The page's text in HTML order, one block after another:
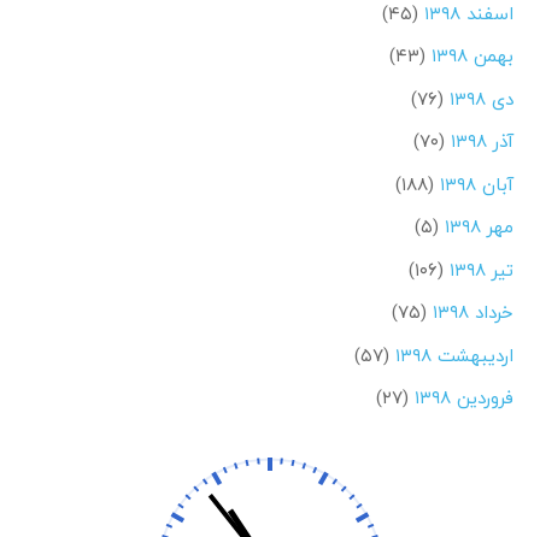
اسفند ۱۳۹۸
(۴۵)
بهمن ۱۳۹۸
(۴۳)
دی ۱۳۹۸
(۷۶)
آذر ۱۳۹۸
(۷۰)
آبان ۱۳۹۸
(۱۸۸)
مهر ۱۳۹۸
(۵)
تیر ۱۳۹۸
(۱۰۶)
خرداد ۱۳۹۸
(۷۵)
اردیبهشت ۱۳۹۸
(۵۷)
فروردین ۱۳۹۸
(۲۷)